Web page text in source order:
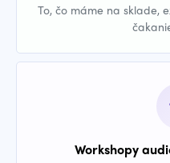
To, čo máme na sklade,
Workshopy